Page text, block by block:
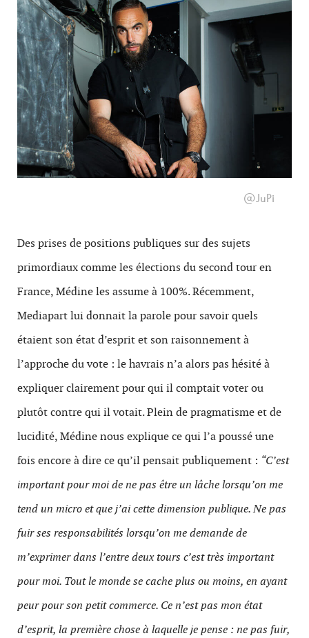
@JuPi
Des prises de positions publiques sur des sujets
primordiaux comme les élections du second tour en
France, Médine les assume à 100%. Récemment,
Mediapart lui donnait la parole pour savoir quels
étaient son état d’esprit et son raisonnement à
l’approche du vote : le havrais n’a alors pas hésité à
expliquer clairement pour qui il comptait voter ou
plutôt contre qui il votait. Plein de pragmatisme et de
lucidité, Médine nous explique ce qui l’a poussé une
fois encore à dire ce qu’il pensait publiquement : “C’est
important pour moi de ne pas être un lâche lorsqu’on me
tend un micro et que j’ai cette dimension publique. Ne pas
fuir ses responsabilités lorsqu’on me demande de
m’exprimer dans l’entre deux tours c’est très important
pour moi. Tout le monde se cache plus ou moins, en ayant
peur pour son petit commerce. Ce n’est pas mon état
d’esprit, la première chose à laquelle je pense : ne pas fuir,